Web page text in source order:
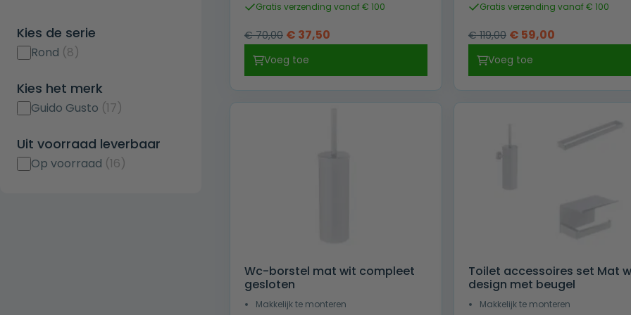
Kies de serie
Rond (8)
Kies het merk
Guido Gusto (17)
Uit voorraad leverbaar
Op voorraad (16)
Gratis verzending vanaf € 100
€70,00 Oorspronkelijke
was:
€ 70,00.
€ 37,50Huidige
€ 37,50.
Voeg toe
Gratis verzending vanaf € 100
€119,00 Oorspronkelijke
was:
€ 119,00.
€ 59,00Huidige
€ 59,00.
Voeg toe
Wc-borstel mat wit compleet
gesloten
Makkelijk te monteren
Toilet accessoires set Mat
design met beugel
Makkelijk te monteren